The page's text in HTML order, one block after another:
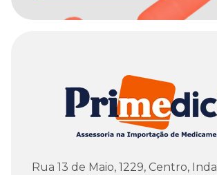
Rua 13 de Maio, 1229, Centro,